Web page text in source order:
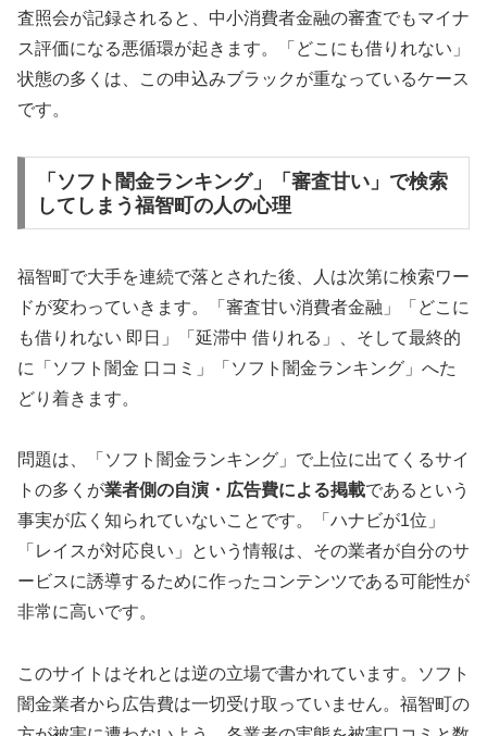
査照会が記録されると、中小消費者金融の審査でもマイナ
ス評価になる悪循環が起きます。「どこにも借りれない」
状態の多くは、この申込みブラックが重なっているケース
です。
「ソフト闇金ランキング」「審査甘い」で検索
してしまう福智町の人の心理
福智町で大手を連続で落とされた後、人は次第に検索ワー
ドが変わっていきます。「審査甘い消費者金融」「どこに
も借りれない 即日」「延滞中 借りれる」、そして最終的
に「ソフト闇金 口コミ」「ソフト闇金ランキング」へた
どり着きます。
問題は、「ソフト闇金ランキング」で上位に出てくるサイ
トの多くが業者側の自演・広告費による掲載であるという
事実が広く知られていないことです。「ハナビが1位」
「レイスが対応良い」という情報は、その業者が自分のサ
ービスに誘導するために作ったコンテンツである可能性が
非常に高いです。
このサイトはそれとは逆の立場で書かれています。ソフト
闇金業者から広告費は一切受け取っていません。福智町の